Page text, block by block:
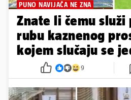
PUNO NAVIJAČA NE ZNA
Znate li čemu
rubu kaznenog
kojem slučaju se
9